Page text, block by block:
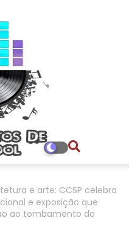
e arte: CCSP celebra
e exposição que
ao tombamento do